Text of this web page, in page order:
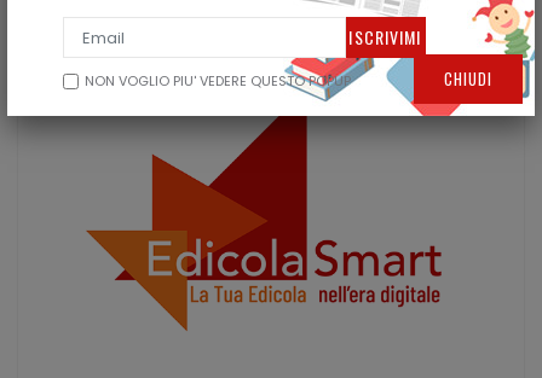
NON VOGLIO PIU' VEDERE QUESTO POPUP CHIUDI